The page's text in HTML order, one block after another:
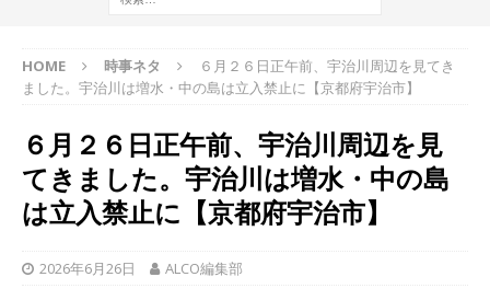
HOME 時事ネタ
６月２６日正午前、宇治川周辺を見てき
ました。宇治川は増水・中の島は立入禁止に【京都府宇治市】
６月２６日正午前、宇治川周辺を見
てきました。宇治川は増水・中の島
は立入禁止に【京都府宇治市】
2026年6月26日 ALCO編集部